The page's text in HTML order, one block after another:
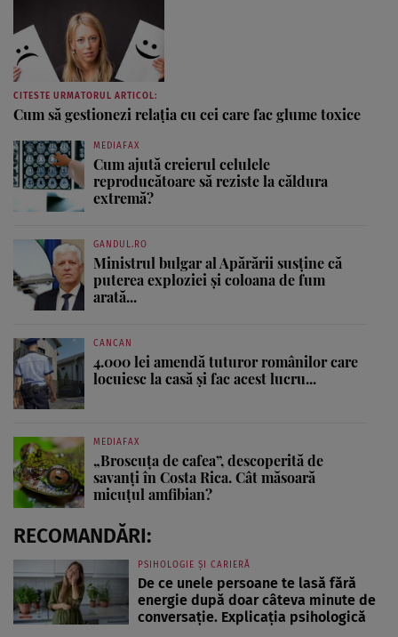
CITESTE URMATORUL ARTICOL:
Cum să gestionezi relaţia cu cei care fac glume toxice
MEDIAFAX
Cum ajută creierul celulele
reproducătoare să reziste la căldura
extremă?
GANDUL.RO
Ministrul bulgar al Apărării susține că
puterea exploziei și coloana de fum
arată...
CANCAN
4.000 lei amendă tuturor românilor care
locuiesc la casă și fac acest lucru...
MEDIAFAX
„Broscuța de cafea”, descoperită de
savanți în Costa Rica. Cât măsoară
micuțul amfibian?
RECOMANDĂRI:
PSIHOLOGIE ȘI CARIERĂ
De ce unele persoane te lasă fără
energie după doar câteva minute de
conversație. Explicația psihologică